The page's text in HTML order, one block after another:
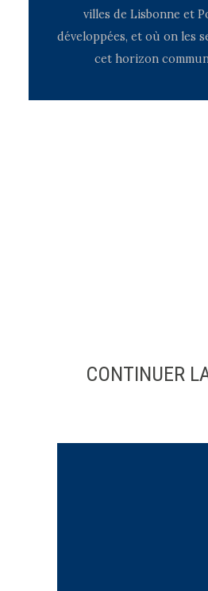
villes de Lisbonne et
développées, et où on les
cet horizon
CONTINUER